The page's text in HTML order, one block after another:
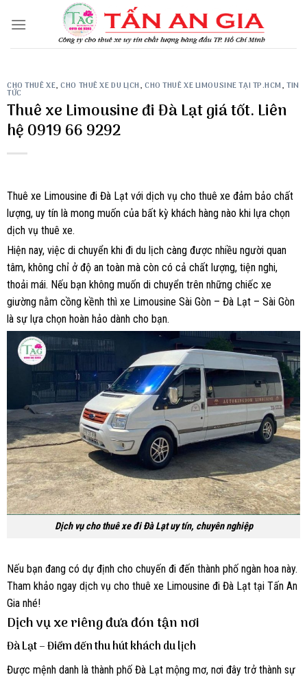
CHO THUÊ XE,CHO THUÊ XE DU LỊCH,CHO THUÊ XE LIMOUSINE TẠI TP.HCM,TIN
TỨC
Thuê xe Limousine đi Đà Lạt giá tốt. Liên
hệ 0919 66 9292
Thuê xe Limousine đi Đà Lạt với dịch vụ cho thuê xe đảm bảo chất
lượng, uy tín là mong muốn của bất kỳ khách hàng nào khi lựa chọn
dịch vụ thuê xe.
Hiện nay, việc di chuyển khi đi du lịch càng được nhiều người quan
tâm, không chỉ ở độ an toàn mà còn có cả chất lượng, tiện nghi,
thoải mái. Nếu bạn không muốn di chuyển trên những chiếc xe
giường nằm cồng kềnh thì xe Limousine Sài Gòn – Đà Lạt – Sài Gòn
là sự lựa chọn hoàn hảo dành cho bạn.
Dịch vụ cho thuê xe đi Đà Lạt uy tín, chuyên nghiệp
Nếu bạn đang có dự định cho chuyến đi đến thành phố ngàn hoa này.
Tham khảo ngay dịch vụ cho thuê xe Limousine đi Đà Lạt tại Tấn An
Gia nhé!
Dịch vụ xe riêng đưa đón tận nơi
Đà Lạt – Điểm đến thu hút khách du lịch
Được mệnh danh là thành phố Đà Lạt mộng mơ, nơi đây trở thành sự